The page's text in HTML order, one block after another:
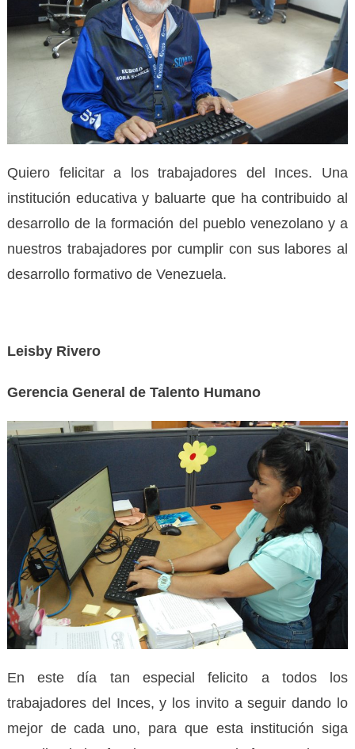
Quiero felicitar a los trabajadores del Inces. Una
institución educativa y baluarte que ha contribuido al
desarrollo de la formación del pueblo venezolano y a
nuestros trabajadores por cumplir con sus labores al
desarrollo formativo de Venezuela.
Leisby Rivero
Gerencia General de Talento Humano
En este día tan especial felicito a todos los
trabajadores del Inces, y los invito a seguir dando lo
mejor de cada uno, para que esta institución siga